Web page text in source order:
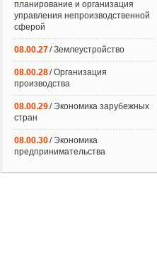
планирование и организация
управления непроизводственной
сферой
08.00.27/ Землеустройство
08.00.28/ Организация
производства
08.00.29/ Экономика зарубежных
стран
08.00.30/ Экономика
предпринимательства